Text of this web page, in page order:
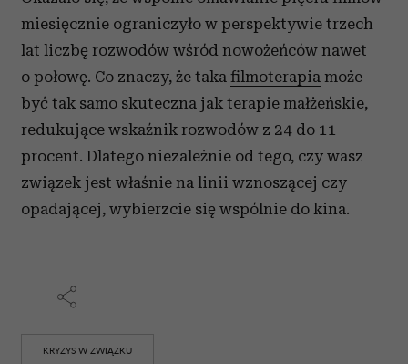
miesięcznie ograniczyło w perspektywie trzech
lat liczbę rozwodów wśród nowożeńców nawet
o połowę. Co znaczy, że taka filmoterapia może
być tak samo skuteczna jak terapie małżeńskie,
redukujące wskaźnik rozwodów z 24 do 11
procent. Dlatego niezależnie od tego, czy wasz
związek jest właśnie na linii wznoszącej czy
opadającej, wybierzcie się wspólnie do kina.
KRYZYS W ZWIĄZKU